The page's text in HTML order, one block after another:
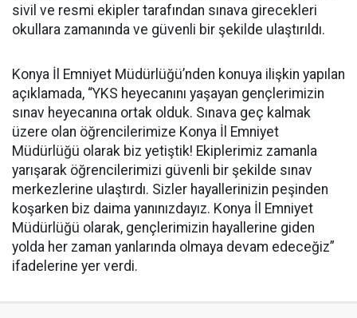
sivil ve resmi ekipler tarafından sınava girecekleri
okullara zamanında ve güvenli bir şekilde ulaştırıldı.
Konya İl Emniyet Müdürlüğü’nden konuya ilişkin yapılan
açıklamada, “YKS heyecanını yaşayan gençlerimizin
sınav heyecanına ortak olduk. Sınava geç kalmak
üzere olan öğrencilerimize Konya İl Emniyet
Müdürlüğü olarak biz yetiştik! Ekiplerimiz zamanla
yarışarak öğrencilerimizi güvenli bir şekilde sınav
merkezlerine ulaştırdı. Sizler hayallerinizin peşinden
koşarken biz daima yanınızdayız. Konya İl Emniyet
Müdürlüğü olarak, gençlerimizin hayallerine giden
yolda her zaman yanlarında olmaya devam edeceğiz”
ifadelerine yer verdi.